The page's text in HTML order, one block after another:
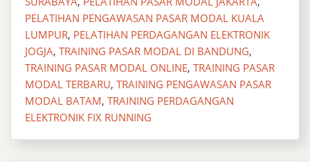
PELATIHAN PENGAWASAN PASAR MODAL KUALA
LUMPUR, PELATIHAN PERDAGANGAN ELEKTRONIK
JOGJA, TRAINING PASAR MODAL DI BANDUNG,
TRAINING PASAR MODAL ONLINE, TRAINING PASAR
MODAL TERBARU, TRAINING PENGAWASAN PASAR
MODAL BATAM, TRAINING PERDAGANGAN
ELEKTRONIK FIX RUNNING